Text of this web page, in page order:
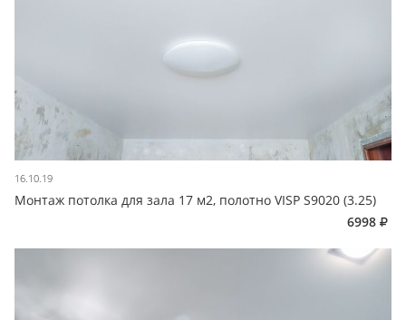
16.10.19
Монтаж потолка для зала 17 м2, полотно VISP S9020 (3.25)
6998